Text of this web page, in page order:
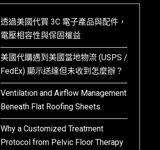
透過美國代買 3C 電子產品與配件，
電壓相容性與保固權益
美國代購遇到美國當地物流 (USPS /
FedEx) 顯示送達但未收到怎麼辦？
Ventilation and Airflow Management
Beneath Flat Roofing Sheets
Why a Customized Treatment
Protocol from Pelvic Floor Therapy